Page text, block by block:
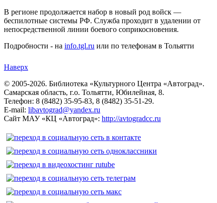
В регионе продолжается набор в новый род войск —
беспилотные системы РФ. Служба проходит в удалении от
непосредственной линии боевого соприкосновения.
Подробности - на info.tgl.ru или по телефонам в Тольятти
Наверх
© 2005-2026. Библиотека «Культурного Центра «Автоград».
Самарская область, г.о. Тольятти, Юбилейная, 8.
Телефон: 8 (8482) 35-95-83, 8 (8482) 35-51-29.
E-mail: libavtograd@yandex.ru
Сайт МАУ «КЦ «Автоград»: http://avtogradcc.ru